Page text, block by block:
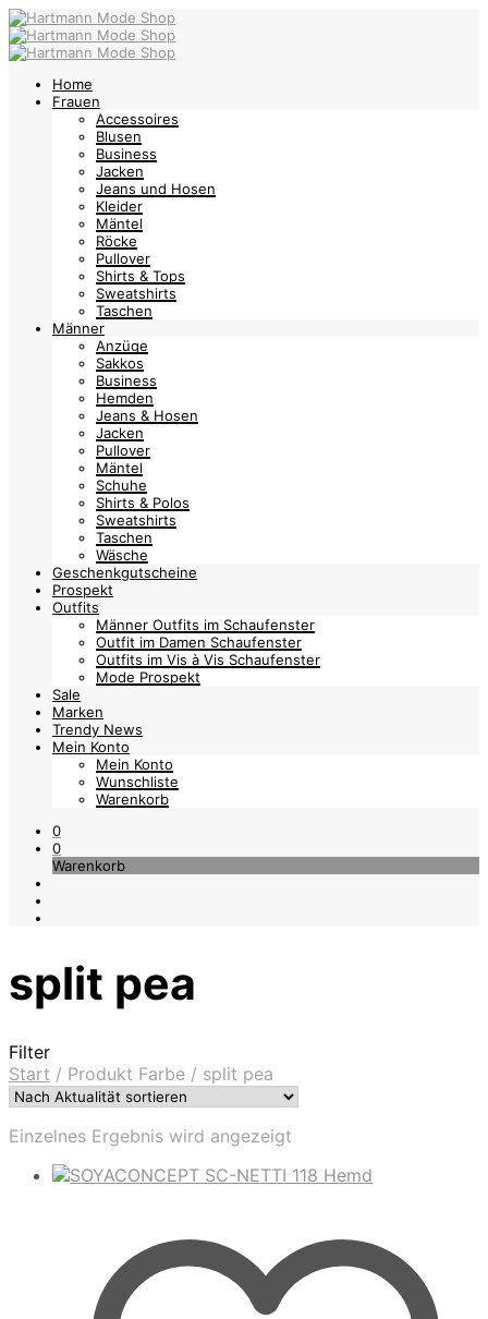
Home
Frauen
Accessoires
Blusen
Business
Jacken
Jeans und Hosen
Kleider
Mäntel
Röcke
Pullover
Shirts & Tops
Sweatshirts
Taschen
Männer
Anzüge
Sakkos
Business
Hemden
Jeans & Hosen
Jacken
Pullover
Mäntel
Schuhe
Shirts & Polos
Sweatshirts
Taschen
Wäsche
Geschenkgutscheine
Prospekt
Outfits
Männer Outfits im Schaufenster
Outfit im Damen Schaufenster
Outfits im Vis à Vis Schaufenster
Mode Prospekt
Sale
Marken
Trendy News
Mein Konto
Mein Konto
Wunschliste
Warenkorb
0
0
Warenkorb
split pea
Filter
Start / Produkt Farbe / split pea
Einzelnes Ergebnis wird angezeigt